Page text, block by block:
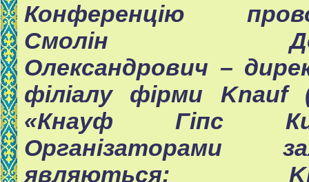
Конференцію
Смолін
Олександрович –
філіалу фірми Knauf
«Кнауф Гіпс
Організаторами
являються: